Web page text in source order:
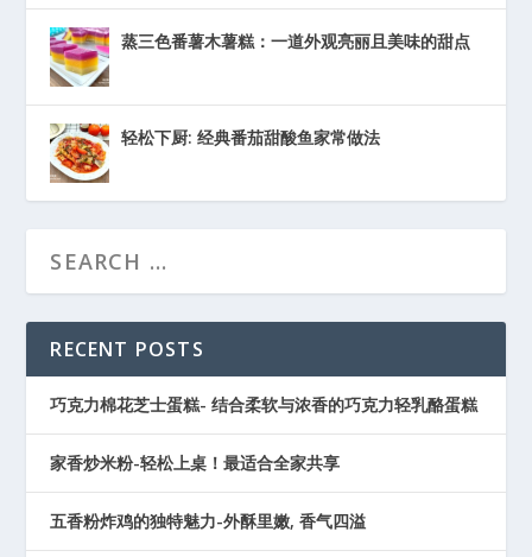
蒸三色番薯木薯糕：一道外观亮丽且美味的甜点
轻松下厨: 经典番茄甜酸鱼家常做法
RECENT POSTS
巧克力棉花芝士蛋糕- 结合柔软与浓香的巧克力轻乳酪蛋糕
家香炒米粉-轻松上桌！最适合全家共享
五香粉炸鸡的独特魅力-外酥里嫩, 香气四溢